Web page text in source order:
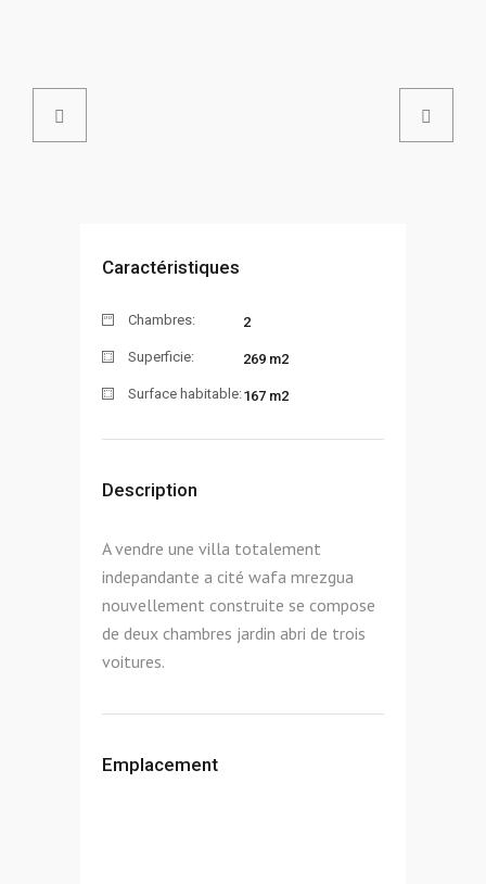
Caractéristiques
Chambres: 2
Superficie: 269 m2
Surface habitable:167 m2
Description
A vendre une villa totalement
indepandante a cité wafa mrezgua
nouvellement construite se compose
de deux chambres jardin abri de trois
voitures.
Emplacement